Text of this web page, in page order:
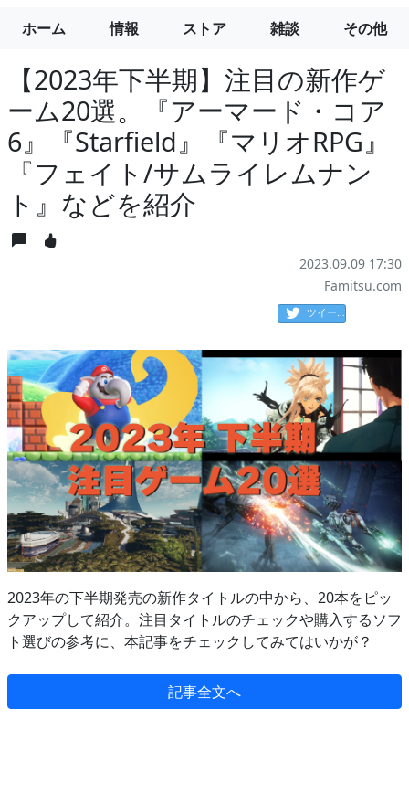
ホーム 情報 ストア 雑談 その他
【2023年下半期】注目の新作ゲ
ーム20選。『アーマード・コア
6』『Starfield』『マリオRPG』
『フェイト/サムライレムナン
ト』などを紹介
2023.09.09 17:30
Famitsu.com
ツイート
2023年の下半期発売の新作タイトルの中から、20本をピッ
クアップして紹介。注目タイトルのチェックや購入するソフ
ト選びの参考に、本記事をチェックしてみてはいかが？
記事全文へ